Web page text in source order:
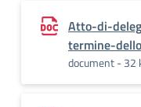
Atto-di-
termine-
document - 32